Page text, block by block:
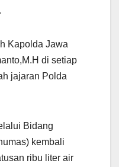
Kapolda Jawa
di setiap
jajaran Polda
Bidang
kembali
ribu liter air